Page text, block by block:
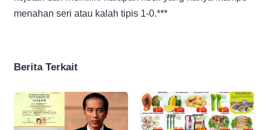
menahan seri atau kalah tipis 1-0.***
Berita Terkait